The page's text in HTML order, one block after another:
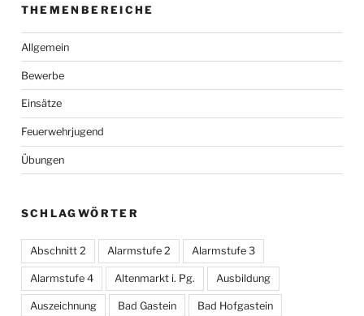
THEMENBEREICHE
Allgemein
Bewerbe
Einsätze
Feuerwehrjugend
Übungen
SCHLAGWÖRTER
Abschnitt 2 Alarmstufe 2 Alarmstufe 3
Alarmstufe 4 Altenmarkt i. Pg. Ausbildung
Auszeichnung Bad Gastein Bad Hofgastein